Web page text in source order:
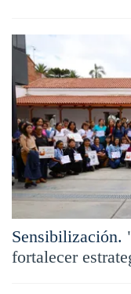
Sensibilización.
fortalecer